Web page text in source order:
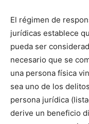
El régimen de
jurídicas establece
pueda ser
necesario que se
una persona física
sea uno de los
persona jurídica
derive un beneficio